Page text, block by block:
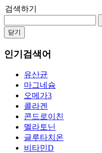
검색하기
닫기
인기검색어
유산균
마그네슘
오메가3
콜라겐
콘드로이친
멜라토닌
글루타치온
비타민D